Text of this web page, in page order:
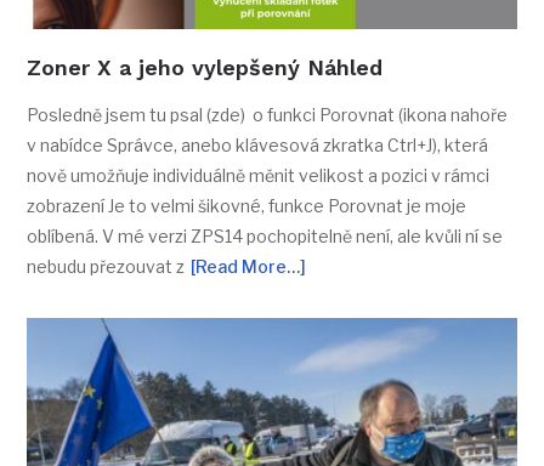
Zoner X a jeho vylepšený Náhled
Posledně jsem tu psal (zde) o funkci Porovnat (ikona nahoře
v nabídce Správce, anebo klávesová zkratka Ctrl+J), která
nově umožňuje individuálně měnit velikost a pozici v rámci
zobrazení Je to velmi šikovné, funkce Porovnat je moje
oblíbená. V mé verzi ZPS14 pochopitelně není, ale kvůli ní se
nebudu přezouvat z [Read More…]